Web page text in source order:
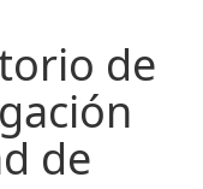
de
de